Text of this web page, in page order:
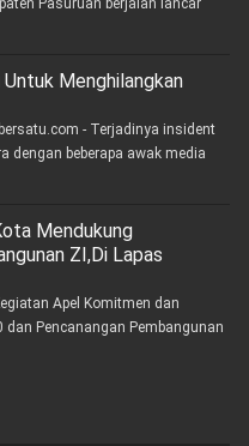
Pasuruan berjalan lancar
Menghilangkan
- Terjadinya insident
dengan beberapa awak media
Mendukung
ZI,Di Lapas
Apel Komitmen dan
Pencanangan Pembangunan